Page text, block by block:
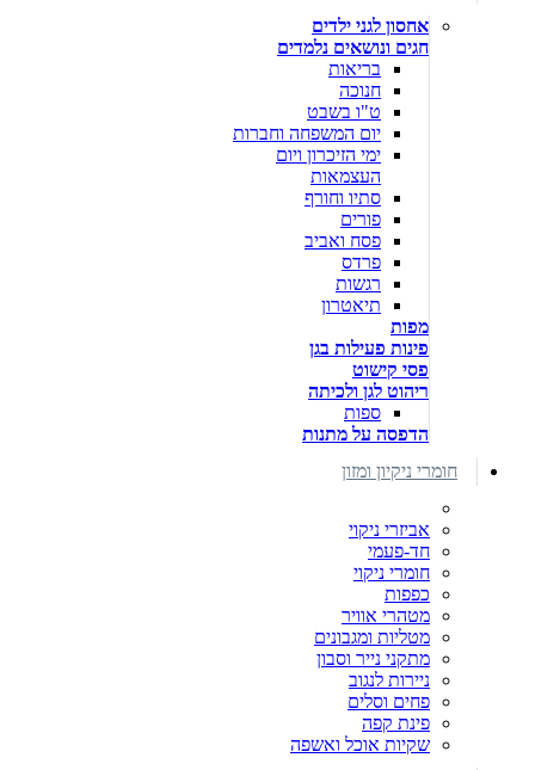
אחסון לגני ילדים
חגים ונושאים נלמדים
בריאות
חנוכה
ט"ו בשבט
יום המשפחה וחברות
ימי הזיכרון ויום
העצמאות
סתיו וחורף
פורים
פסח ואביב
פרדס
רגשות
תיאטרון
מפות
פינות פעילות בגן
פסי קישוט
ריהוט לגן ולכיתה
ספות
הדפסה על מתנות
חומרי ניקיון ומזון
אביזרי ניקוי
חד-פעמי
חומרי ניקוי
כפפות
מטהרי אוויר
מטליות ומגבונים
מתקני נייר וסבון
ניירות לנגוב
פחים וסלים
פינת קפה
שקיות אוכל ואשפה